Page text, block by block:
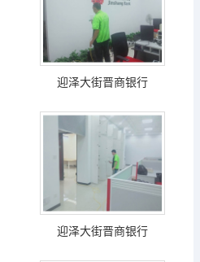
迎泽大街晋商银行
迎泽大街晋商银行